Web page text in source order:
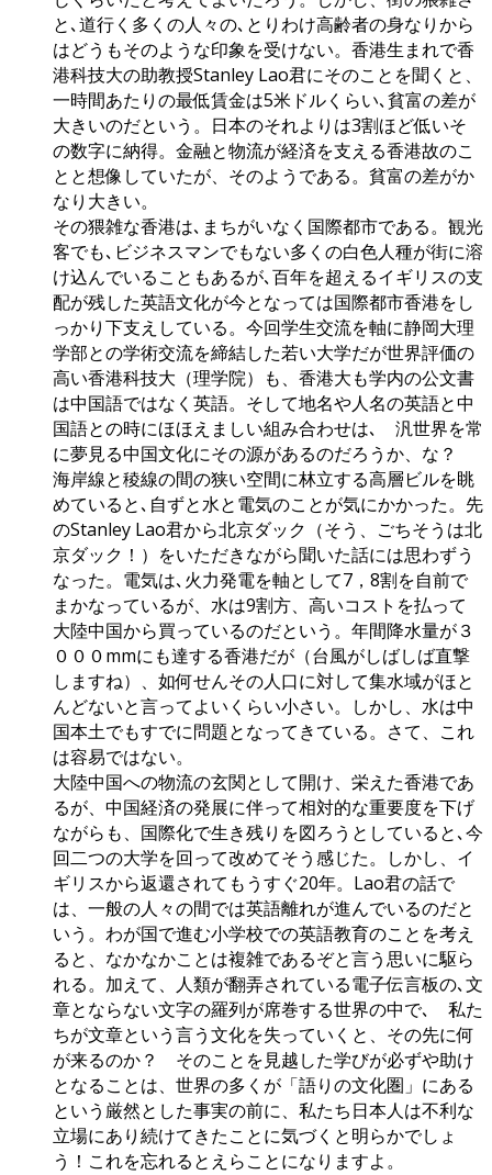
と､道行く多くの人々の､とりわけ高齢者の身なりから
はどうもそのような印象を受けない。香港生まれで香
港科技大の助教授Stanley Lao君にそのことを聞くと、
一時間あたりの最低賃金は5米ドルくらい､貧富の差が
大きいのだという。日本のそれよりは3割ほど低いそ
の数字に納得。金融と物流が経済を支える香港故のこ
とと想像していたが、そのようである。貧富の差がか
なり大きい。
その猥雑な香港は､まちがいなく国際都市である。観光
客でも､ビジネスマンでもない多くの白色人種が街に溶
け込んでいることもあるが､百年を超えるイギリスの支
配が残した英語文化が今となっては国際都市香港をし
っかり下支えしている。今回学生交流を軸に静岡大理
学部との学術交流を締結した若い大学だが世界評価の
高い香港科技大（理学院）も、香港大も学内の公文書
は中国語ではなく英語。そして地名や人名の英語と中
国語との時にほほえましい組み合わせは､ 汎世界を常
に夢見る中国文化にその源があるのだろうか、な？
海岸線と稜線の間の狭い空間に林立する高層ビルを眺
めていると､自ずと水と電気のことが気にかかった。先
のStanley Lao君から北京ダック（そう、ごちそうは北
京ダック！）をいただきながら聞いた話には思わずう
なった。電気は､火力発電を軸として7，8割を自前で
まかなっているが、水は9割方、高いコストを払って
大陸中国から買っているのだという。年間降水量が３
０００mmにも達する香港だが（台風がしばしば直撃
しますね）、如何せんその人口に対して集水域がほと
んどないと言ってよいくらい小さい。しかし、水は中
国本土でもすでに問題となってきている。さて、これ
は容易ではない。
大陸中国への物流の玄関として開け、栄えた香港であ
るが、中国経済の発展に伴って相対的な重要度を下げ
ながらも、国際化で生き残りを図ろうとしていると､今
回二つの大学を回って改めてそう感じた。しかし、イ
ギリスから返還されてもうすぐ20年。Lao君の話で
は、一般の人々の間では英語離れが進んでいるのだと
いう。わが国で進む小学校での英語教育のことを考え
ると、なかなかことは複雑であるぞと言う思いに駆ら
れる。加えて、人類が翻弄されている電子伝言板の､文
章とならない文字の羅列が席巻する世界の中で､ 私た
ちが文章という言う文化を失っていくと、その先に何
が来るのか？ そのことを見越した学びが必ずや助け
となることは、世界の多くが「語りの文化圏」にある
という厳然とした事実の前に、私たち日本人は不利な
立場にあり続けてきたことに気づくと明らかでしょ
う！これを忘れるとえらことになりますよ。